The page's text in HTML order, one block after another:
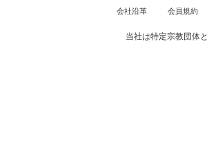
会社沿革 会員規約
当社は特定宗教団体